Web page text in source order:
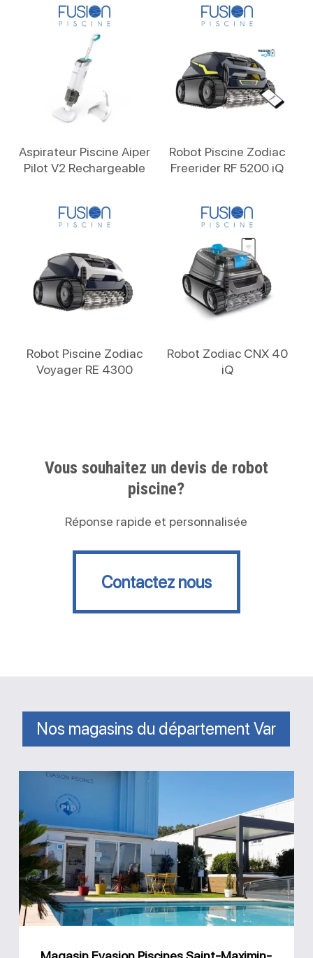
Aspirateur Piscine Aiper
Pilot V2 Rechargeable
Robot Piscine Zodiac
Freerider RF 5200 iQ
Robot Piscine Zodiac
Voyager RE 4300
Robot Zodiac CNX 40
iQ
Vous souhaitez un devis de robot
piscine?
Réponse rapide et personnalisée
Contactez nous
Contactez nous
Nos magasins du département Var
Piscines
Saint-
Maximin-
la-
Sainte-